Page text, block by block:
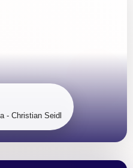
- Christian Seidl